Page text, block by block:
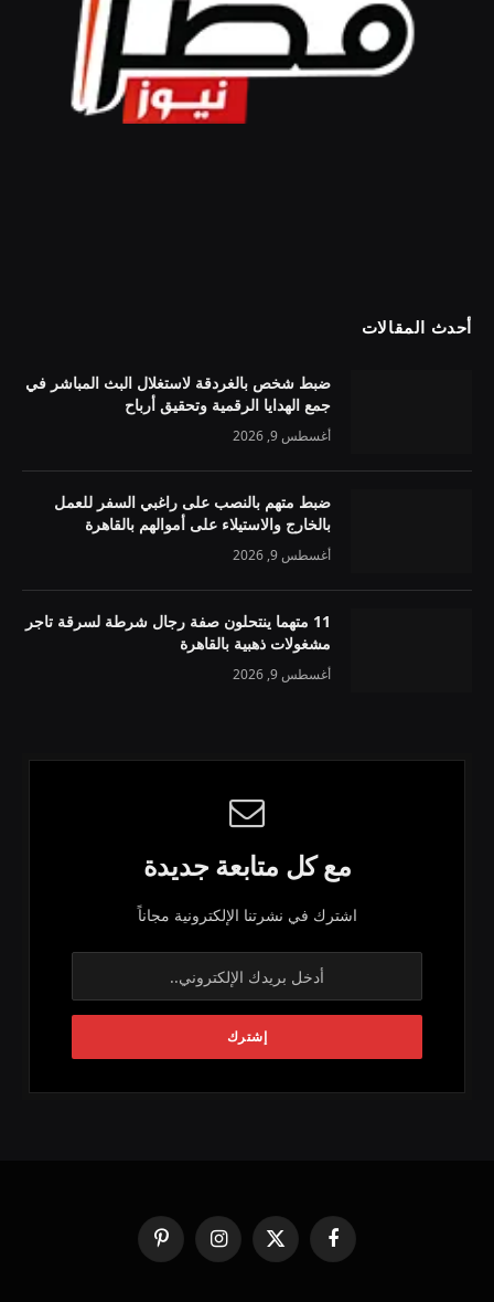
أحدث المقالات
ضبط شخص بالغردقة لاستغلال البث المباشر في
جمع الهدايا الرقمية وتحقيق أرباح
أغسطس 9, 2026
ضبط متهم بالنصب على راغبي السفر للعمل
بالخارج والاستيلاء على أموالهم بالقاهرة
أغسطس 9, 2026
11 متهما ينتحلون صفة رجال شرطة لسرقة تاجر
مشغولات ذهبية بالقاهرة
أغسطس 9, 2026
مع كل متابعة جديدة
اشترك في نشرتنا الإلكترونية مجاناً
فيسبوك
X
(Twitter)
الانستغرامبينتيريست